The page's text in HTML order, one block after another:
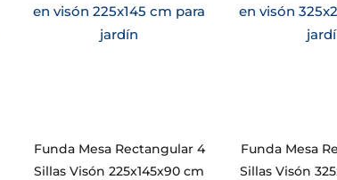
Funda Mesa Rectangular 4
Sillas Visón 225x145x90 cm
Funda Mesa
Sillas Visón